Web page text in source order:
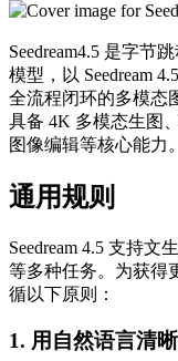
Seedream4.5 是字节
模型，以 Seedream
全流程闭环的多模态
具备 4K 多模态生图
图像编辑等核心能力。
通用规则
Seedream 4.5 支持
等多种任务。为获得
循以下原则：
1. 用自然语言清